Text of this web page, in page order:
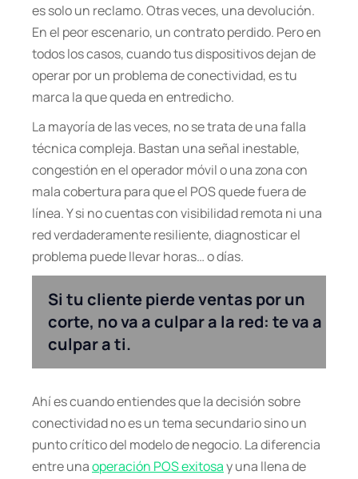
es solo un reclamo. Otras veces, una devolución.
En el peor escenario, un contrato perdido. Pero en
todos los casos, cuando tus dispositivos dejan de
operar por un problema de conectividad, es tu
marca la que queda en entredicho.
La mayoría de las veces, no se trata de una falla
técnica compleja. Bastan una señal inestable,
congestión en el operador móvil o una zona con
mala cobertura para que el POS quede fuera de
línea. Y si no cuentas con visibilidad remota ni una
red verdaderamente resiliente, diagnosticar el
problema puede llevar horas… o días.
Si tu cliente pierde ventas por un
corte, no va a culpar a la red: te va a
culpar a ti.
Ahí es cuando entiendes que la decisión sobre
conectividad no es un tema secundario sino un
punto crítico del modelo de negocio. La diferencia
entre unaoperación POS exitosay una llena de